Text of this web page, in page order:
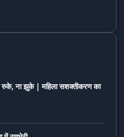
रुके, ना झुके | महिला सशक्तीकरण का